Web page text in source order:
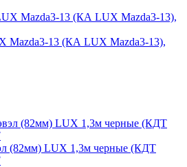
Mazda3-13 (КА LUX Mazda3-13),
(82мм) LUX 1,3м черные (КДТ